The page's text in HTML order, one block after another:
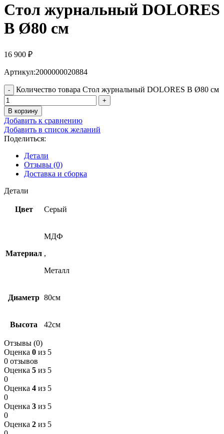
Стол журнальный DOLORES
B Ø80 см
16 900 ₽
Артикул:2000000020884
Количество товара Стол журнальный DOLORES B Ø80 см
В корзину
Добавить к сравнению
Добавить в список желаний
Поделиться:
Детали
Отзывы (0)
Доставка и сборка
Детали
Цвет Серый
Материал
МДФ
,
Металл
Диаметр 80см
Высота 42см
Отзывы (0)
Оценка 0 из 5
0 отзывов
Оценка 5 из 5
0
Оценка 4 из 5
0
Оценка 3 из 5
0
Оценка 2 из 5